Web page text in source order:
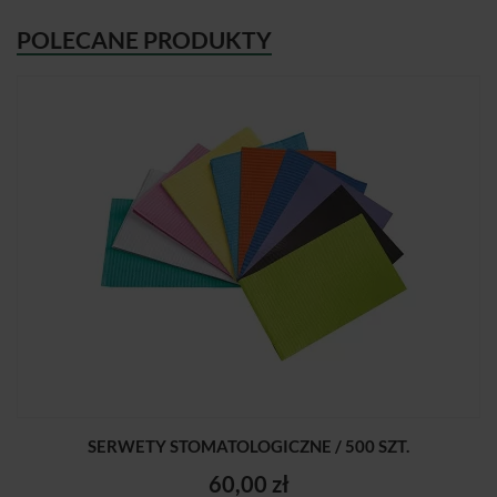
POLECANE PRODUKTY
SERWETY STOMATOLOGICZNE / 500 SZT.
60,00 zł